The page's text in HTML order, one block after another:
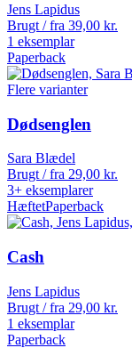
Jens Lapidus
Brugt / fra 39,00 kr.
1 eksemplar
Paperback
Flere varianter
Dødsenglen
Sara Blædel
Brugt / fra 29,00 kr.
3+ eksemplarer
HæftetPaperback
Cash
Jens Lapidus
Brugt / fra 29,00 kr.
1 eksemplar
Paperback